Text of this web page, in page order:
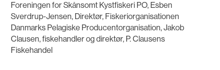
Foreningen for Skånsomt Kystfiskeri PO, Esben
Sverdrup-Jensen, Direktør, Fiskeriorganisationen
Danmarks Pelagiske Producentorganisation, Jakob
Clausen, fiskehandler og direktør, P. Clausens
Fiskehandel